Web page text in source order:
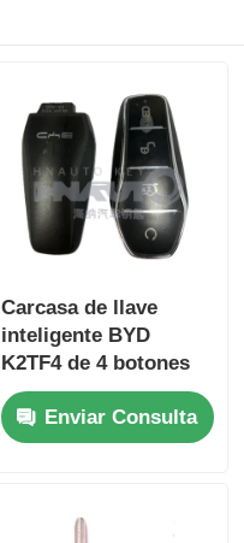
Carcasa de llave
inteligente BYD
K2TF4 de 4 botones
para Qin PLUS DM-i
Qin PLUS EV Yuan
PLUS SONG
Enviar Consulta